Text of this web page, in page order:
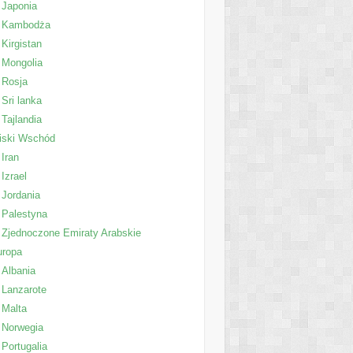
Japonia
Kambodża
Kirgistan
Mongolia
Rosja
Sri lanka
Tajlandia
Wschód
Iran
Izrael
Jordania
Palestyna
Zjednoczone Emiraty Arabskie
Albania
Lanzarote
Malta
Norwegia
Portugalia